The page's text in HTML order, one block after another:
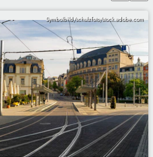
Symbolbild/schulzfoto/stock.adobe.com